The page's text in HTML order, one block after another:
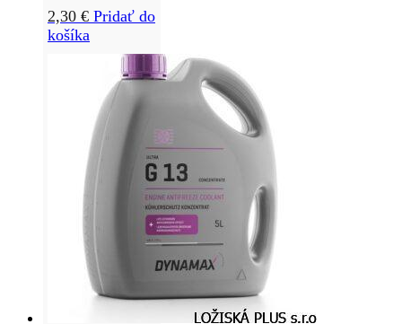
2,30 € Pridať do
košíka